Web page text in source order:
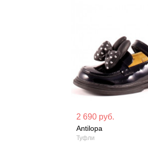
2 690 руб.
Antilopa
Туфли
Материал
Сезон: Лето